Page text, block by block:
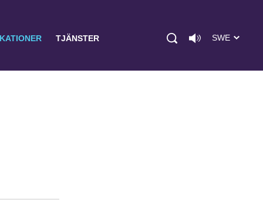
TJÄNSTER SWE